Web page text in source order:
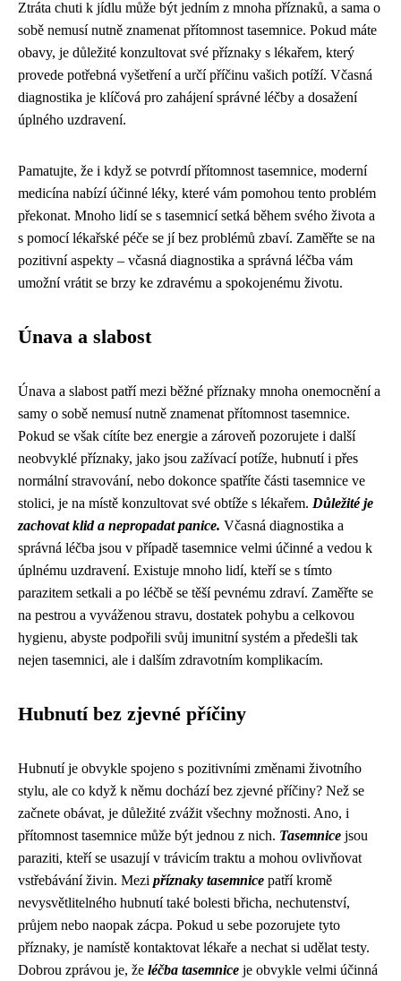
Ztráta chuti k jídlu může být jedním z mnoha příznaků, a sama o
sobě nemusí nutně znamenat přítomnost tasemnice. Pokud máte
obavy, je důležité konzultovat své příznaky s lékařem, který
provede potřebná vyšetření a určí příčinu vašich potíží. Včasná
diagnostika je klíčová pro zahájení správné léčby a dosažení
úplného uzdravení.
Pamatujte, že i když se potvrdí přítomnost tasemnice, moderní
medicína nabízí účinné léky, které vám pomohou tento problém
překonat. Mnoho lidí se s tasemnicí setká během svého života a
s pomocí lékařské péče se jí bez problémů zbaví. Zaměřte se na
pozitivní aspekty – včasná diagnostika a správná léčba vám
umožní vrátit se brzy ke zdravému a spokojenému životu.
Únava a slabost
Únava a slabost patří mezi běžné příznaky mnoha onemocnění a
samy o sobě nemusí nutně znamenat přítomnost tasemnice.
Pokud se však cítíte bez energie a zároveň pozorujete i další
neobvyklé příznaky, jako jsou zažívací potíže, hubnutí i přes
normální stravování, nebo dokonce spatříte části tasemnice ve
stolici, je na místě konzultovat své obtíže s lékařem. Důležité je
zachovat klid a nepropadat panice. Včasná diagnostika a
správná léčba jsou v případě tasemnice velmi účinné a vedou k
úplnému uzdravení. Existuje mnoho lidí, kteří se s tímto
parazitem setkali a po léčbě se těší pevnému zdraví. Zaměřte se
na pestrou a vyváženou stravu, dostatek pohybu a celkovou
hygienu, abyste podpořili svůj imunitní systém a předešli tak
nejen tasemnici, ale i dalším zdravotním komplikacím.
Hubnutí bez zjevné příčiny
Hubnutí je obvykle spojeno s pozitivními změnami životního
stylu, ale co když k němu dochází bez zjevné příčiny? Než se
začnete obávat, je důležité zvážit všechny možnosti. Ano, i
přítomnost tasemnice může být jednou z nich. Tasemnice jsou
paraziti, kteří se usazují v trávicím traktu a mohou ovlivňovat
vstřebávání živin. Mezi příznaky tasemnice patří kromě
nevysvětlitelného hubnutí také bolesti břicha, nechutenství,
průjem nebo naopak zácpa. Pokud u sebe pozorujete tyto
příznaky, je namístě kontaktovat lékaře a nechat si udělat testy.
Dobrou zprávou je, že léčba tasemnice je obvykle velmi účinná